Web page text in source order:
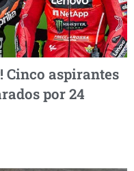
Cinco aspirantes
por 24